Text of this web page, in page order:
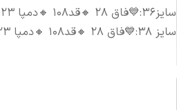
سایز۳۶
:💙فاق ۲۸ 🔸قد۱۰۸ 🔸دمپا ۲۳ 🔸عرض ران ۲۲ 🔸عرض باسن۴۱
سایز 38
:💙فاق ۲۸ 🔸قد۱۰۸ 🔸دمپا ۲۳ 🔸عرض ران۲۴/۵ 🔸عرض باسن۴۳